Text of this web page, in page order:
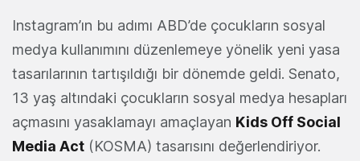
Instagram’ın bu adımı ABD’de çocukların sosyal
medya kullanımını düzenlemeye yönelik yeni yasa
tasarılarının tartışıldığı bir dönemde geldi. Senato,
13 yaş altındaki çocukların sosyal medya hesapları
açmasını yasaklamayı amaçlayan Kids Off Social
Media Act (KOSMA) tasarısını değerlendiriyor.